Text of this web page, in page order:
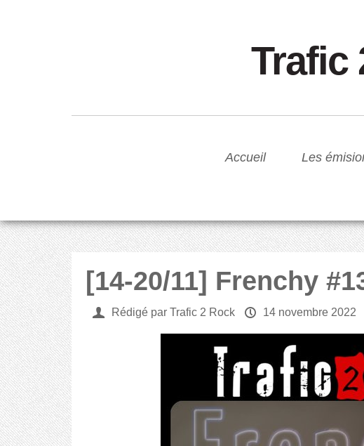
Trafic
Accueil Les
[14-20/11] Frenchy
U Rédigé par Trafic 2 Rock P 14 novembre 2022